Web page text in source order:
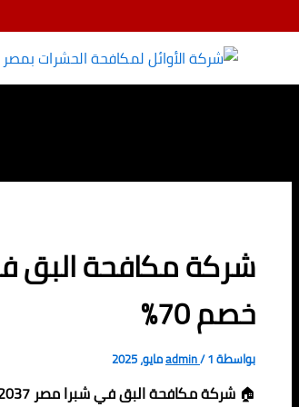
إلى
خصم 70%
بواسطة admin/1 مايو، 2025
🏠 شركة مكافحة البق في شبرا مصر 01080892037 / خصم 70%